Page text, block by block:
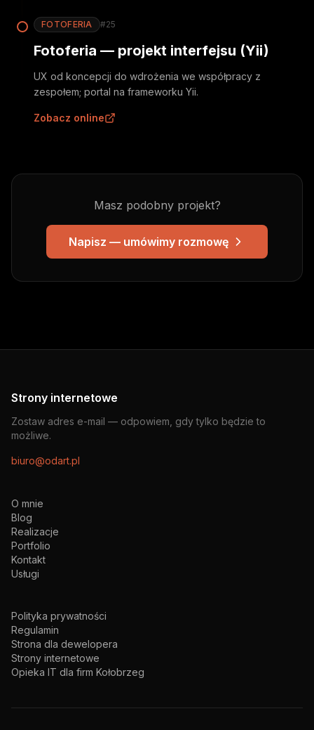
FOTOFERIA #25
Fotoferia — projekt interfejsu (Yii)
UX od koncepcji do wdrożenia we współpracy z
zespołem; portal na frameworku Yii.
Zobacz online
Masz podobny projekt?
Napisz — umówimy rozmowę
Strony internetowe
Zostaw adres e-mail — odpowiem, gdy tylko będzie to
możliwe.
biuro@odart.pl
O mnie
Blog
Realizacje
Portfolio
Kontakt
Usługi
Polityka prywatności
Regulamin
Strona dla dewelopera
Strony internetowe
Opieka IT dla firm Kołobrzeg